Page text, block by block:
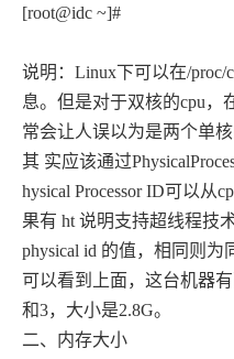
[root@idc ~]#
说明：Linux下可以在/proc/
息。但是对于双核的cpu，
常会让人误以为是两个单核
其 实应该通过
hysical Processor ID可以从
果有 ht 说明支持超线程技
physical id 的值，相同则为
可以看到上面，这台机器
和3，大小是2.8G。
二、内存大小